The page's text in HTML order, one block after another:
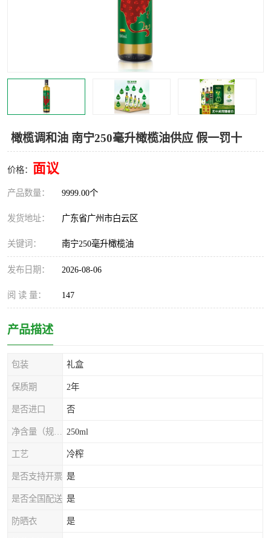
橄榄调和油 南宁250毫升橄榄油供应 假一罚十
价格： 面议
产品数量： 9999.00个
发货地址： 广东省广州市白云区
关键词： 南宁250毫升橄榄油
发布日期： 2026-08-06
阅 读 量： 147
产品描述
包装 礼盒
保质期 2年
是否进口 否
250ml
工艺 冷榨
是否支持开票 是
是否全国配送 是
防晒衣 是